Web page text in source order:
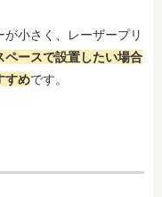
小さく、レーザープリ
ペースで設置したい場合
すめです。